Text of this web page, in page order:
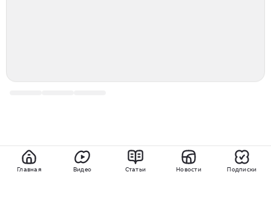
Главная Видео Статьи Новости Подписки